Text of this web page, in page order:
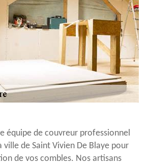
équipe de couvreur professionnel
ville de Saint Vivien De Blaye pour
de vos combles. Nos artisans